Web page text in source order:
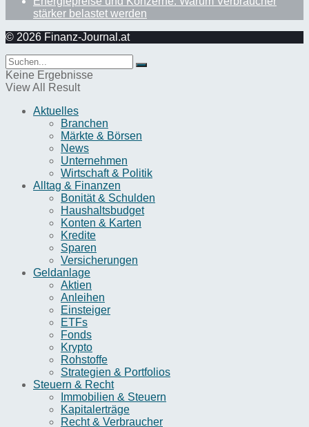
stärker belastet werden
© 2026 Finanz-Journal.at
Keine Ergebnisse
View All Result
Aktuelles
Branchen
Märkte & Börsen
News
Unternehmen
Wirtschaft & Politik
Alltag & Finanzen
Bonität & Schulden
Haushaltsbudget
Konten & Karten
Kredite
Sparen
Versicherungen
Geldanlage
Aktien
Anleihen
Einsteiger
ETFs
Fonds
Krypto
Rohstoffe
Strategien & Portfolios
Steuern & Recht
Immobilien & Steuern
Kapitalerträge
Recht & Verbraucher